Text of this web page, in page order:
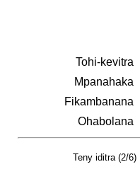
Tohi-kevitra
Mpanahaka
Fikambanana
Ohabolana
Teny iditra (2/6)